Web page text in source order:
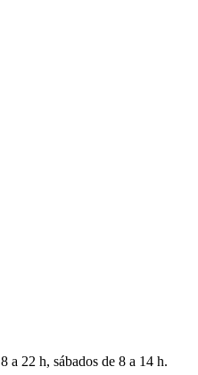
a 22 h, sábados de 8 a 14 h.